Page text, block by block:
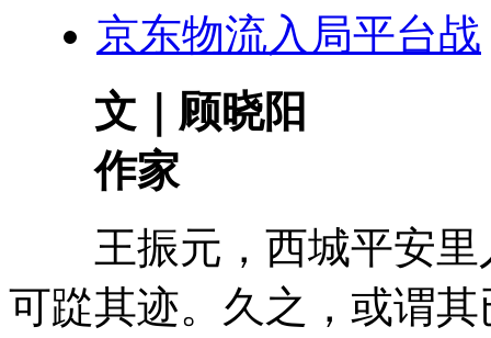
京东物流入局平台战
文｜顾晓阳
作家
王振元，西城平安里
可踨其迹。久之，或谓